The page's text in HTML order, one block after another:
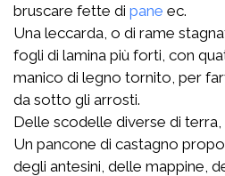
bruscare fette di pane ec.
Una leccarda, o di rame
fogli di lamina più forti, con
manico di legno tornito, per
da sotto gli arrosti.
Delle scodelle diverse di terra,
Un pancone di castagno
degli antesini, delle mappine,